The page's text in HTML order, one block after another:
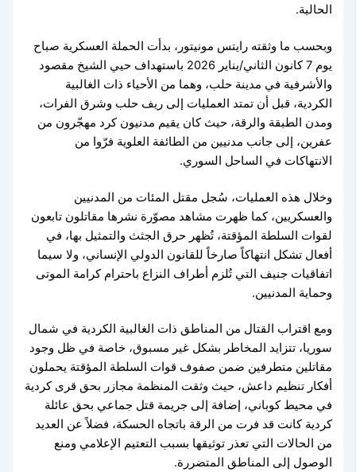
الحالية.
وبحسب ما وثقته رايتس مونيتور، بدأت الحملة العسكرية صباح
يوم 7 كانون الثاني/يناير 2026 باستهداف حيي الشيخ مقصود
والأشرفية في مدينة حلب، وهما من الأحياء ذات الغالبية
الكردية، قبل أن تمتد العمليات إلى ريف حلب وشرق الفرات،
ومدن الطبقة والرقة، حيث كان يقيم مدنيون كرد مهجّرون من
عفرين، إلى جانب مدنيين من الطائفة العلوية فرّوا من
الانتهاكات في الساحل السوري.
وخلال هذه العمليات، سُجل مقتل المئات من المدنيين
والعسكريين، كما ظهرت مشاهد مصوّرة نشرها مقاتلون تابعون
لقوات السلطة المؤقتة، تُظهر حرق الجثث والتمثيل بها، في
أفعال تشكل انتهاكاً صارخاً للقانون الدولي الإنساني، ولا سيما
اتفاقيات جنيف التي تُلزم أطراف النزاع باحترام كرامة الموتى
وحماية المدنيين.
ومع اقتراب القتال من المناطق ذات الغالبية الكردية في شمال
سوريا، تتزايد المخاطر بشكل غير مسبوق، خاصة في ظل وجود
مقاتلين متطرفين ضمن صفوف قوات السلطة المؤقتة يحملون
أفكار تنظيم داعش، حيث وثقت المنظمة مجازر بحق قرى كردية
في محيط كوباني، إضافة إلى جريمة قتل جماعي بحق عائلة
كردية كانت قد فرت من الرقة باتجاه الحسكة، فضلاً عن العديد
من الحالات التي تعذر توثيقها بسبب التعتيم الإعلامي ومنع
الوصول إلى المناطق المتضررة.